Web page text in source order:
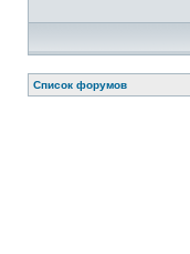
Список форумов